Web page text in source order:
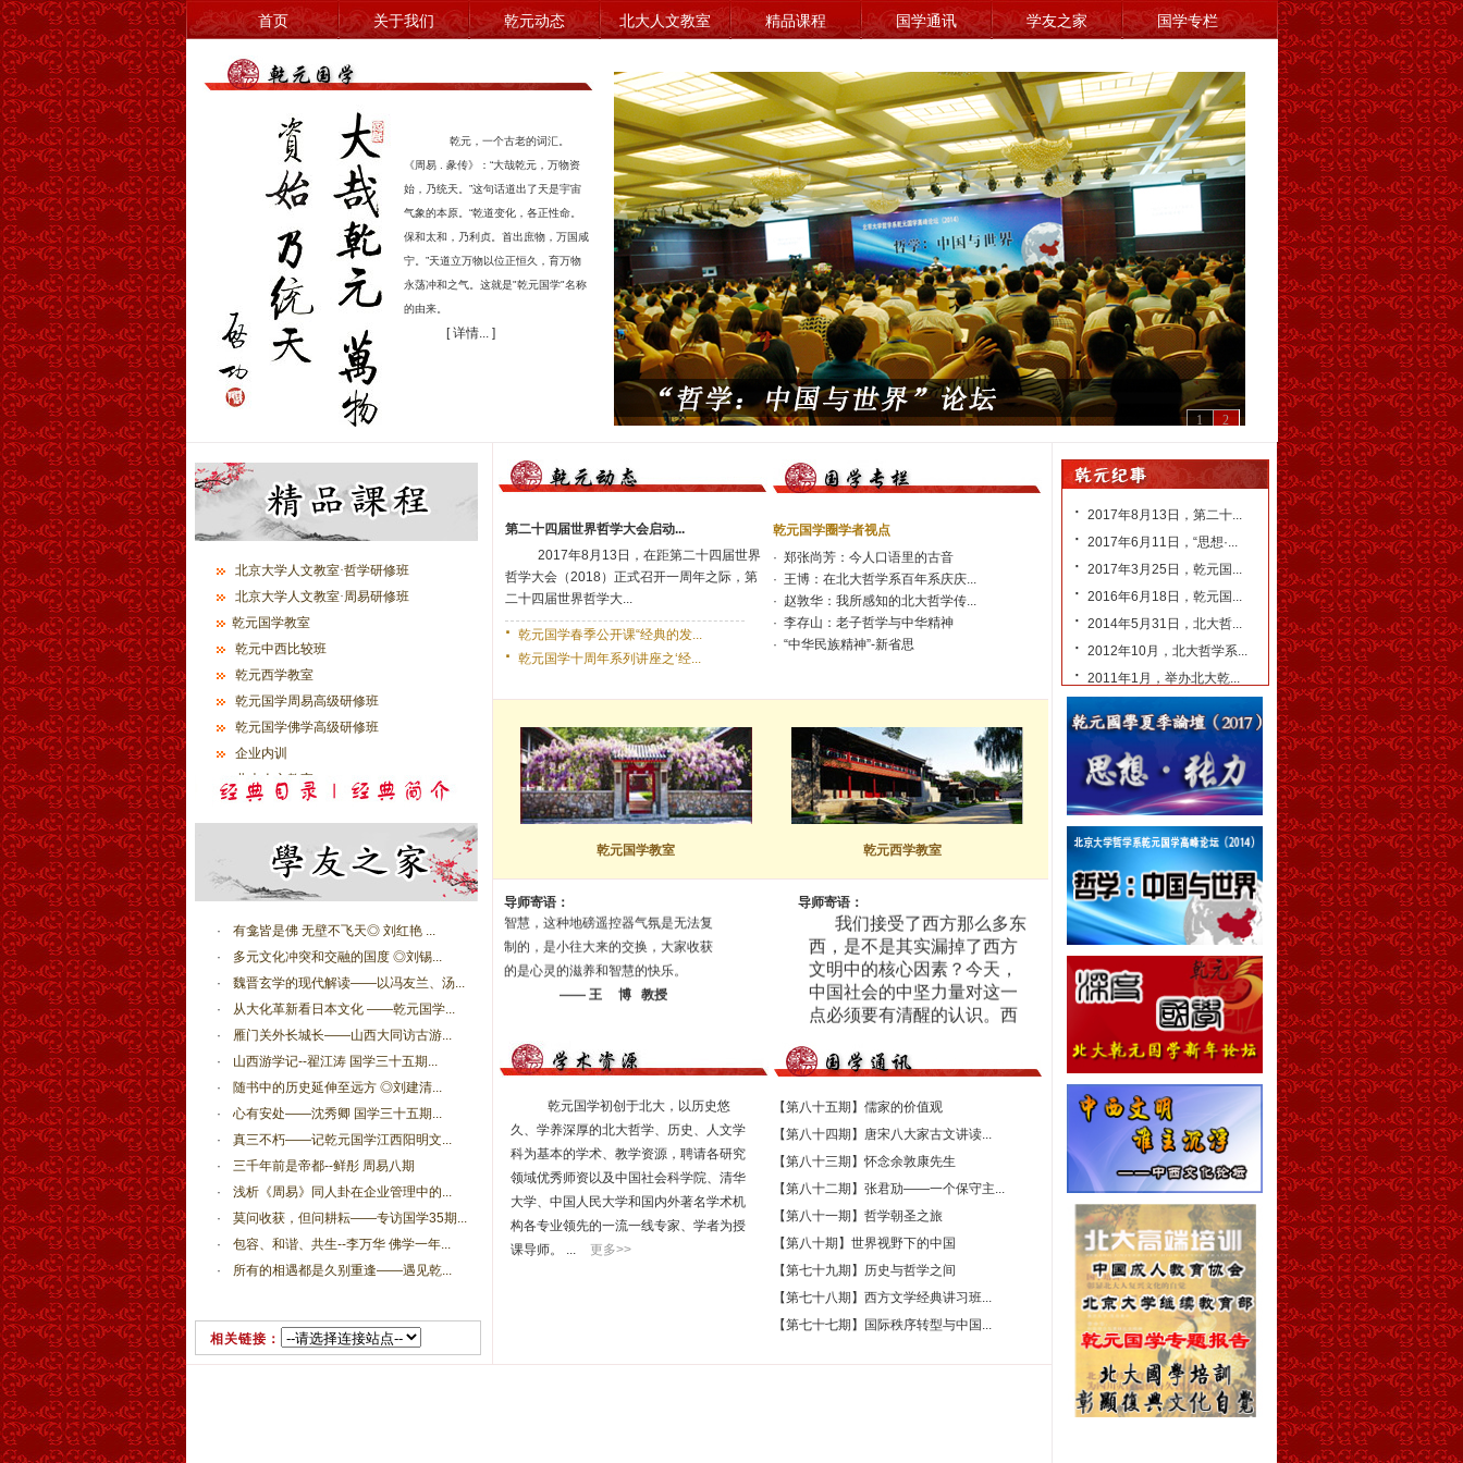
首页 关于我们 乾元动态 北大人文教室 精品课程 国学通讯 学友之家 国学专栏
乾元，一个古老的词汇。
《周易 . 彖传》：“大哉乾元，万物资
始，乃统天。”这句话道出了天是宇宙
气象的本原。“乾道变化，各正性命。
保和太和，乃利贞。首出庶物，万国咸
宁。”天道立万物以位正恒久，育万物
永荡冲和之气。这就是"乾元国学"名称
的由来。
[ 详情... ]
2
1
北京大学人文教室·哲学研修班
北京大学人文教室·周易研修班
乾元国学教室
乾元中西比较班
乾元西学教室
乾元国学周易高级研修班
乾元国学佛学高级研修班
企业内训
北大人文教室
·
有龛皆是佛 无壁不飞天◎ 刘红艳 ...
·
多元文化冲突和交融的国度 ◎刘锡...
·
魏晋玄学的现代解读——以冯友兰、汤...
·
从大化革新看日本文化 ——乾元国学...
·
雁门关外长城长——山西大同访古游...
·
山西游学记--翟江涛 国学三十五期...
·
随书中的历史延伸至远方 ◎刘建清...
·
心有安处——沈秀卿 国学三十五期...
·
真三不朽——记乾元国学江西阳明文...
·
三千年前是帝都--鲜彤 周易八期
·
浅析《周易》同人卦在企业管理中的...
·
莫问收获，但问耕耘——专访国学35期...
·
包容、和谐、共生--李万华 佛学一年...
·
所有的相遇都是久别重逢——遇见乾...
相关链接：
第二十四届世界哲学大会启动...
2017年8月13日，在距第二十四届世界
哲学大会（2018）正式召开一周年之际，第
二十四届世界哲学大...
· 乾元国学春季公开课“经典的发...
· 乾元国学十周年系列讲座之‘经...
乾元国学圈学者视点
· 郑张尚芳：今人口语里的古音
· 王博：在北大哲学系百年系庆庆...
· 赵敦华：我所感知的北大哲学传...
· 李存山：老子哲学与中华精神
· “中华民族精神”-新省思
乾元国学教室 乾元西学教室
导师寄语：
乾元国学教室有两个特点：一是
它有优秀固定，学养深厚的导师队
伍，二是它的课程全面系统，深入浅
出。我可以说，乾元国学教室传授的
国学是纯正的，这是以导师的多年研
习和深刻体悟为基础的。
—— 余敦康先生
乾元国学教室之设，乃适时势所
开办以来，成绩斐然。其师资之雄
厚，教学之系统，组织之严密，皆有
目共睹。尤其广大学员，筚路蓝缕，
企业经营之余，奔突于长城内外，穿
拓风气，继继绳绳，联袂而起，淬砺
固有而新之，撷其本无而补之，追随
国学，融汇新知。
余从事教学近四十年，前所未见。
此乃民族复兴之先兆也。
—— 李中华教授
里、血液间。在经史子集里边，我们
可以发现中国人对于生命和世界多种
多样的理解，这种理解过去曾经支配
着我们祖先的生活，现在也会影响甚
来自全国各地的学员在乾元国学教
室和老师一起品味先圣先贤的德性和
智慧，这种
制的，是小往大来的交换，大家收获
的是心灵的滋养和智慧的快乐。
—— 王 博 教授
导师寄语：
西方精神是慢慢形成，慢
慢凝聚成了一股力量，自觉
或不自觉地推动着西方社会
的进步和发展。
—— 叶秀山 教授
国学如果没有西学，就是
瞎子，研究国学就失去了现
代价值的取向；西学如果没
有国学，就是哑巴，研究西
—— 赵敦华 教授
要知道西方文明对东方的
影响、对中国的影响，那就
要具体说出来西方文明的主
体是什么、核心是什么。
—— 张芝联 教授
是 “多元一体”的。我们要睁
开眼睛，以一颗平常心看世
界， 从“国学”和“西学”中寻找
智慧。正如荀子所说的“虚壹
而静”。
—— 余敦康 教授
我们接受了西方那么多东
西，是不是其实漏掉了西方
文明中的核心因素？今天，
中国社会的中坚力量对这一
点必须要有清醒的认识。西
方某哲学家说，只有人类学
上的经验意义，是没有思想
和精神的民族。
—— 韩水法 教授
乾元国学初创于北大，以历史悠
久、学养深厚的北大哲学、历史、人文学
科为基本的学术、教学资源，聘请各研究
领域优秀师资以及中国社会科学院、清华
大学、中国人民大学和国内外著名学术机
构各专业领先的一流一线专家、学者为授
课导师。 ...
更多>>
【第八十五期】儒家的价值观
【第八十四期】唐宋八大家古文讲读...
【第八十三期】怀念余敦康先生
【第八十二期】张君劢——一个保守主...
【第八十一期】哲学朝圣之旅
【第八十期】世界视野下的中国
【第七十九期】历史与哲学之间
【第七十八期】西方文学经典讲习班...
【第七十七期】国际秩序转型与中国...
· 2017年8月13日，第二十...
· 2017年6月11日，“思想·...
· 2017年3月25日，乾元国...
· 2016年6月18日，乾元国...
· 2014年5月31日，北大哲...
· 2012年10月，北大哲学系...
· 2011年1月，举办北大乾...